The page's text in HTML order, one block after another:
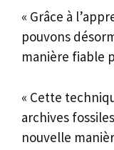
« Grâce à
pouvons
manière fiable
« Cette
archives
nouvelle